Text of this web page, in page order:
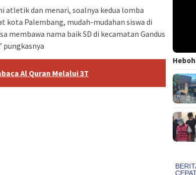
atletik dan menari, soalnya kedua lomba
kota Palembang, mudah-mudahan siswa di
membawa nama baik SD di kecamatan Gandus
pungkasnya
Al Quran Melalui 3T